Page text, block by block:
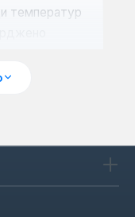
температур